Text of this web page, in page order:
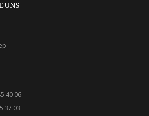
UNS
40 06
37 03